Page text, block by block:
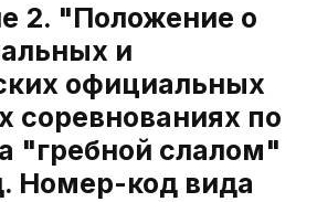
2. "Положение о
и
официальных
соревнованиях по
"гребной слалом"
Номер-код вида